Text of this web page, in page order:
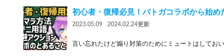
初心者・復帰必見！バトガコラボから始め
2023.05.09 2024.02.24更新
言い忘れたけど煽り対策のためにミュートはして